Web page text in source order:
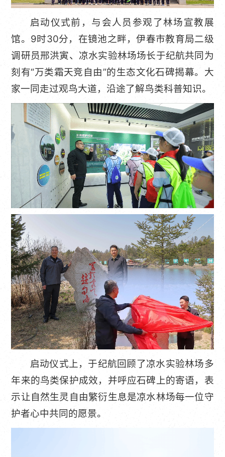
启动仪式前，与会人员参观了林场宣教展
馆。9时30分，在镜池之畔，伊春市教育局二级
调研员邢洪寅、凉水实验林场场长于纪航共同为
刻有“万类霜天竞自由”的生态文化石碑揭幕。大
家一同走过观鸟大道，沿途了解鸟类科普知识。
启动仪式上，于纪航回顾了凉水实验林场多
年来的鸟类保护成效，并呼应石碑上的寄语，表
示让自然生灵自由繁衍生息是凉水林场每一位守
护者心中共同的愿景。